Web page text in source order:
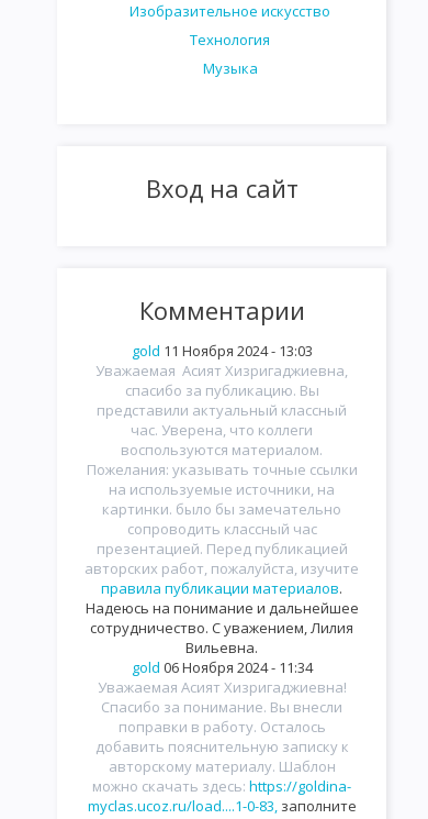
Изобразительное искусство
Технология
Музыка
Вход на сайт
Комментарии
gold 11 Ноября 2024 - 13:03
Уважаемая Асият Хизригаджиевна,
спасибо за публикацию. Вы
представили актуальный классный
час. Уверена, что коллеги
воспользуются материалом.
Пожелания: указывать точные ссылки
на используемые источники, на
картинки. было бы замечательно
сопроводить классный час
презентацией. Перед публикацией
авторских работ, пожалуйста, изучите
правила публикации материалов.
Надеюсь на понимание и дальнейшее
сотрудничество. С уважением, Лилия
Вильевна.
gold 06 Ноября 2024 - 11:34
Уважаемая Асият Хизригаджиевна!
Спасибо за понимание. Вы внесли
поправки в работу. Осталось
добавить пояснительную записку к
авторскому материалу. Шаблон
можно скачать здесь: https://goldina-
myclas.ucoz.ru/load....1-0-83,заполните